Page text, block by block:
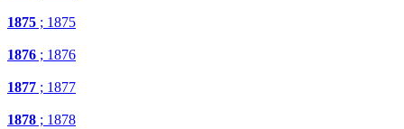
1875 ; 1875
1876 ; 1876
1877 ; 1877
1878 ; 1878